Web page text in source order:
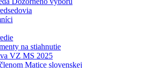
na stiahnutie
VZ MS 2025
Matice slovenskej